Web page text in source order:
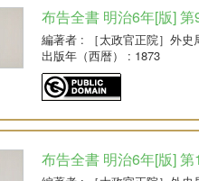
布告全書 明治6年[版] 第
編著者 : ［太政官正院］外史
出版年（西暦）
: 1873
布告全書 明治6年[版] 第